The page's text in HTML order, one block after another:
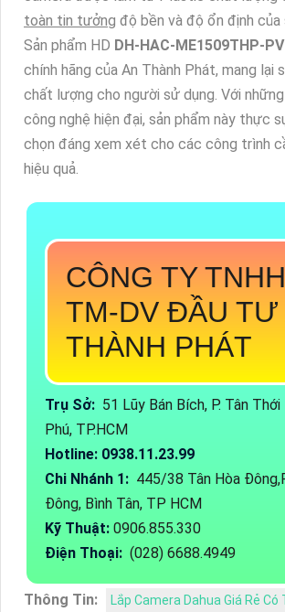
toàn tin tưởng độ bền và độ ổn định của
Sản phẩm HD DH-HAC-ME1509THP-PV
chính hãng của An Thành Phát, mang lại
chất lượng cho người sử dụng. Với
công nghệ hiện đại, sản phẩm này thực
chọn đáng xem xét cho các công trình
hiệu quả.
CÔNG TY TNHH
TM-DV ĐẦU TƯ
THÀNH PHÁT
Trụ Sở: 51 Lũy Bán Bích, P. Tân Thới
Phú, TP.HCM
Hotline: 0938.11.23.99
Chi Nhánh 1: 445/38 Tân Hòa
Đông, Bình Tân, TP HCM
Kỹ Thuật: 0906.855.330
Điện Thoại: (028) 6688.4949
Thông Tin: Lắp Camera Dahua Giá Rẻ Có